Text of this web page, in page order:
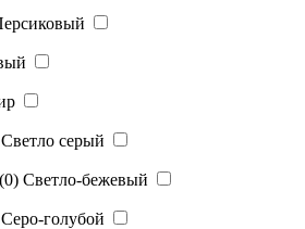
Светло серый
(0) Светло-бежевый
Серо-голубой